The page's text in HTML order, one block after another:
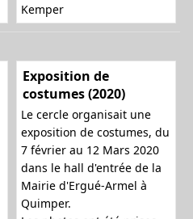
Kemper
Exposition de
costumes (2020)
Le cercle organisait une
exposition de costumes, du
7 février au 12 Mars 2020
dans le hall d'entrée de la
Mairie d'Ergué-Armel à
Quimper.